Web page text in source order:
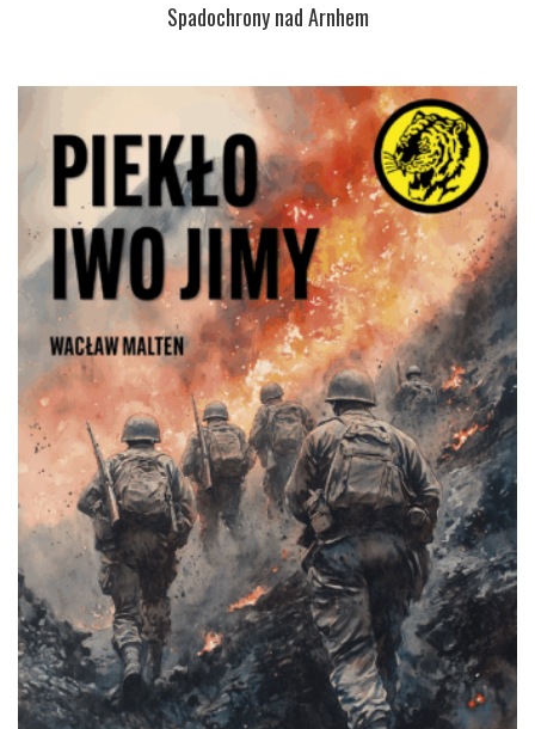
Spadochrony nad Arnhem